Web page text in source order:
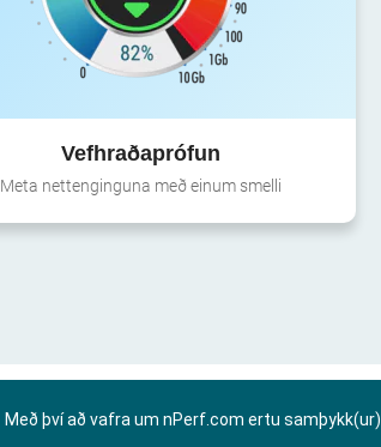
Vefhraðaprófun
Meta nettenginguna með einum smelli
Með því að vafra um nPerf.com ertu samþykk(ur)